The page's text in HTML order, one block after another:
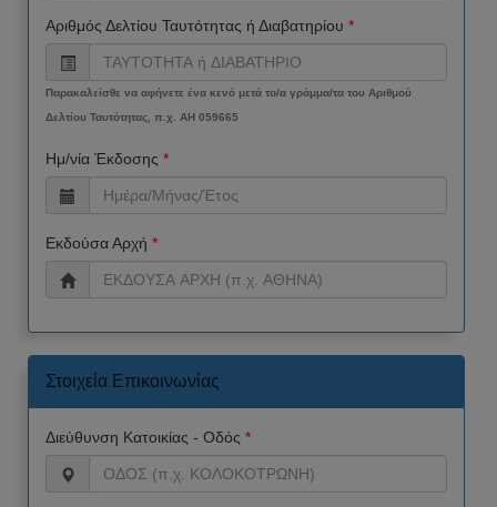
Αριθμός Δελτίου Ταυτότητας ή Διαβατηρίου *
Παρακαλείσθε να αφήνετε ένα κενό μετά το/α γράμμα/τα του Αριθμού
Δελτίου Ταυτότητας, π.χ. ΑΗ 059665
Ημ/νία Έκδοσης *
Εκδούσα Αρχή *
Στοιχεία Επικοινωνίας
Διεύθυνση Κατοικίας - Οδός *